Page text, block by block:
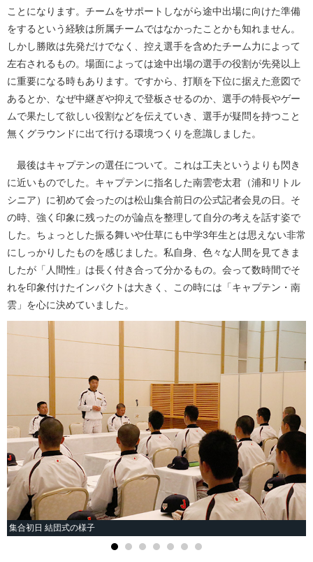
ことになります。チームをサポートしながら途中出場に向けた準備
をするという経験は所属チームではなかったことかも知れません。
しかし勝敗は先発だけでなく、控え選手を含めたチーム力によって
左右されるもの。場面によっては途中出場の選手の役割が先発以上
に重要になる時もあります。ですから、打順を下位に据えた意図で
あるとか、なぜ中継ぎや抑えで登板させるのか、選手の特長やゲー
ムで果たして欲しい役割などを伝えていき、選手が疑問を持つこと
無くグラウンドに出て行ける環境つくりを意識しました。
最後はキャプテンの選任について。これは工夫というよりも閃き
に近いものでした。キャプテンに指名した南雲壱太君（浦和リトル
シニア）に初めて会ったのは松山集合前日の公式記者会見の日。そ
の時、強く印象に残ったのが論点を整理して自分の考えを話す姿で
した。ちょっとした振る舞いや仕草にも中学3年生とは思えない非常
にしっかりしたものを感じました。私自身、色々な人間を見てきま
したが「人間性」は長く付き合って分かるもの。会って数時間でそ
れを印象付けたインパクトは大きく、この時には「キャプテン・南
雲」を心に決めていました。
集合初日 結団式の様子